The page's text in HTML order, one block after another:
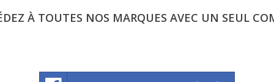
À TOUTES NOS MARQUES AVEC UN SEUL